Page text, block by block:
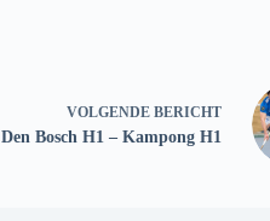
VOLGENDE BERICHT
Den Bosch H1 – Kampong H1